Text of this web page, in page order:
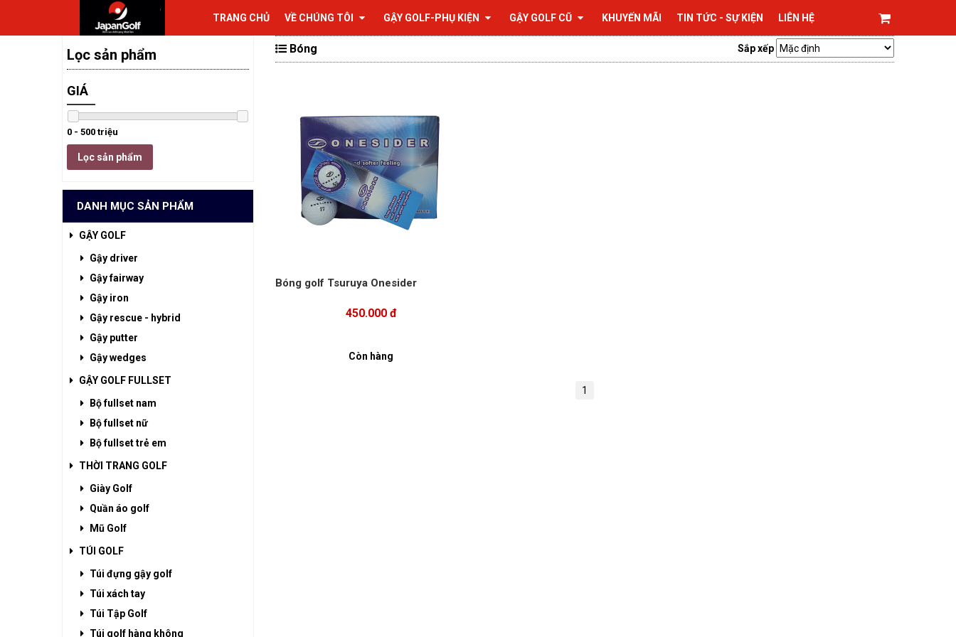
TRANG CHỦ VỀ CHÚNG TÔI GẬY GOLF-PHỤ KIỆN GẬY GOLF CŨ KHUYẾN MÃI TIN TỨC - SỰ KIỆN LIÊN HỆ
Lọc sản phẩm
GIÁ
0 - 500 triệu
Lọc sản phẩm
DANH MỤC SẢN PHẨM
GẬY GOLF
Gậy driver
Gậy fairway
Gậy iron
Gậy rescue - hybrid
Gậy putter
Gậy wedges
GẬY GOLF FULLSET
Bộ fullset nam
Bộ fullset nữ
Bộ fullset trẻ em
THỜI TRANG GOLF
Giày Golf
Quần áo golf
Mũ Golf
TÚI GOLF
Túi đựng gậy golf
Túi xách tay
Túi Tập Golf
Túi golf hàng không
Bóng Sắp xếp
Bóng golf Tsuruya Onesider
450.000 đ
Còn hàng
1